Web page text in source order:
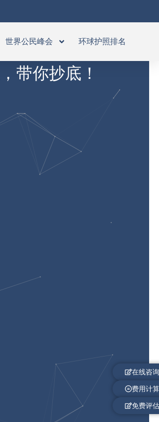
世界公民峰会 环球护照排名
带你抄底！
在线咨询
费用计算
免费评估